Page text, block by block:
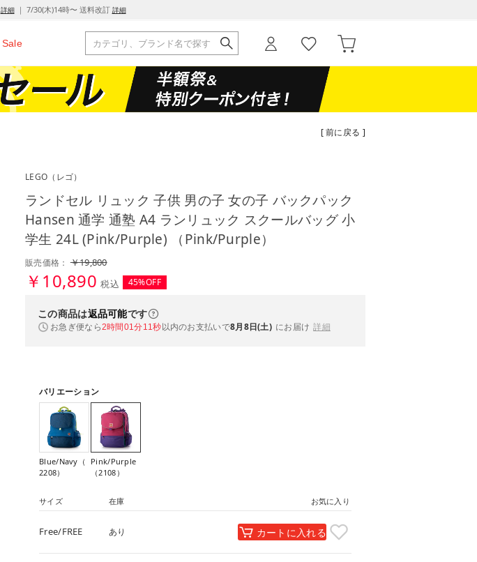
詳細｜ 7/30(木)14時〜 送料改訂 詳細
Sale
[ 前に戻る ]
LEGO （レゴ）
ランドセル リュック 子供 男の子 女の子 バックパック
Hansen 通学 通塾 A4 ランリュック スクールバッグ 小
学生 24L (Pink/Purple) （Pink/Purple）
販売価格：￥19,800
￥10,890 税込 45%OFF
この商品は返品可能です
お急ぎ便なら2時間01分11秒以内のお支払いで8月8日(土) にお届け 詳細
バリエーション
Blue/Navy（
2208）
Pink/Purple
（2108）
サイズ 在庫 お気に入り
Free/FREE あり カートに入れる